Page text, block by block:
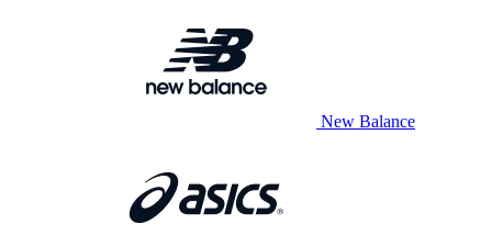
New Balance